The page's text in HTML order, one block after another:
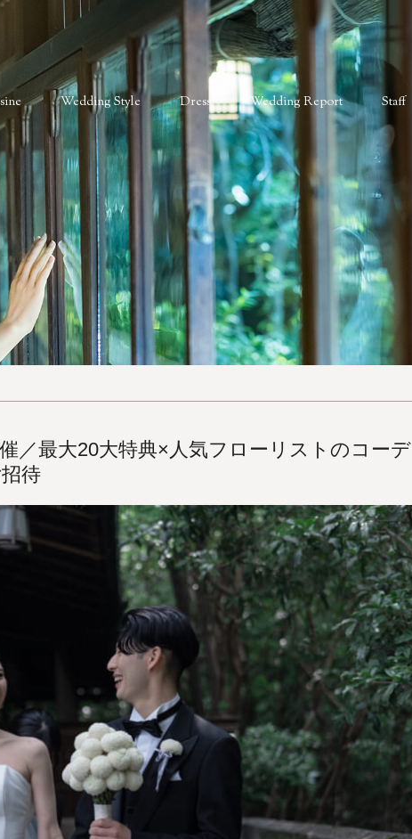
Wedding Style Dress Wedding Report Staff
／最大20大特典×人気フローリストのコーデ
待